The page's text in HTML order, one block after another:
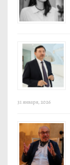
31 января, 2026